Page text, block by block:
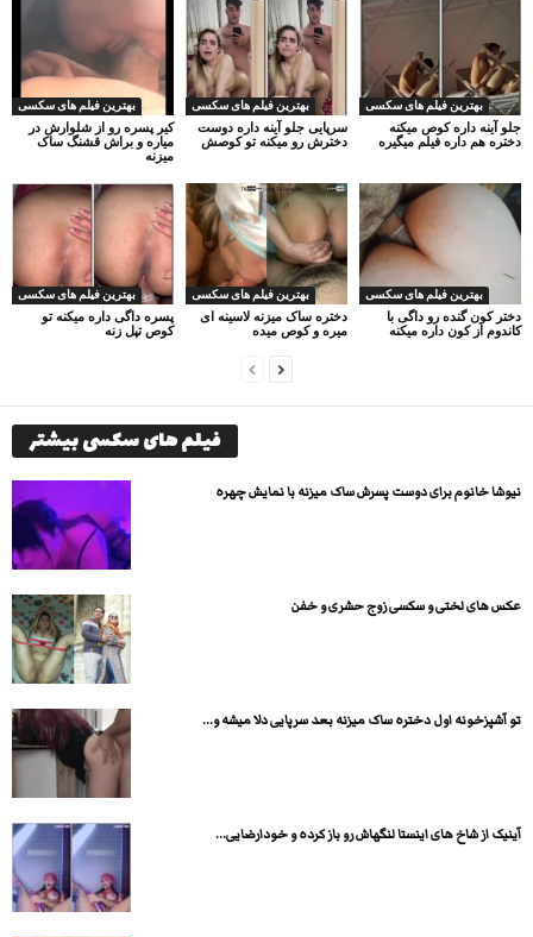
بهترین فیلم های سکسی
کیر پسره رو از شلوارش در
میاره و براش قشنگ ساک
میزنه
بهترین فیلم های سکسی
سرپایی جلو آینه داره دوست
دخترش رو میکنه تو کوصش
بهترین فیلم های سکسی
جلو آینه داره کوص میکنه
دختره هم داره فیلم میگیره
بهترین فیلم های سکسی
پسره داگی داره میکنه تو
کوص تپل زنه
بهترین فیلم های سکسی
دختره ساک میزنه لاسینه ای
میره و کوص میده
بهترین فیلم های سکسی
دختر کون گنده رو داگی با
کاندوم از کون داره میکنه
فیلم های سکسی بیشتر
نیوشا خانوم برای دوست پسرش ساک میزنه با نمایش چهره
عکس های لختی و سکسی زوج حشری و خفن
تو آشپزخونه اول دختره ساک میزنه بعد سرپایی دلا میشه و...
آینیک از شاخ های اینستا لنگهاش رو باز کرده و خودارضایی...